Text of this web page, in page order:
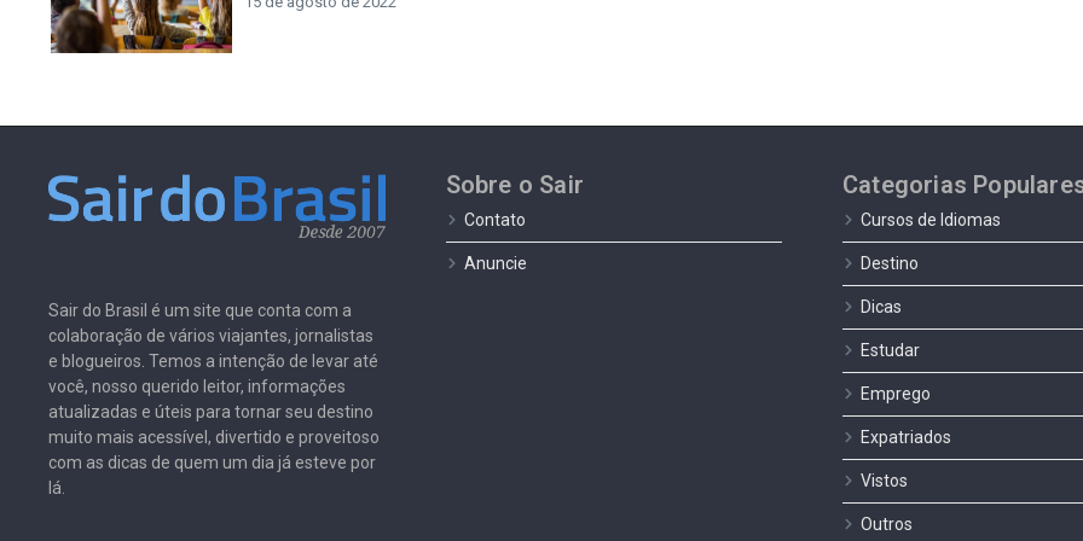
Sair do Brasil é um site que conta com a
colaboração de vários viajantes, jornalistas
e blogueiros. Temos a intenção de levar até
você, nosso querido leitor, informações
atualizadas e úteis para tornar seu destino
muito mais acessível, divertido e proveitoso
com as dicas de quem um dia já esteve por
lá.
Sobre o Sair
Contato
Anuncie
Categorias
Cursos de Idiomas
Destino
Dicas
Estudar
Emprego
Expatriados
Vistos
Outros